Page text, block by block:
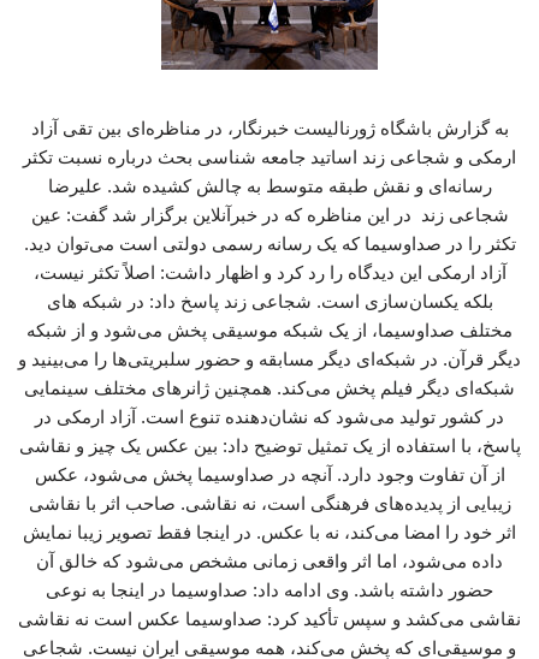
به گزارش باشگاه ژورنالیست خبرنگار، در مناظره‌ای بین تقی آزاد
ارمکی و شجاعی زند اساتید جامعه شناسی بحث درباره نسبت تکثر
رسانه‌ای و نقش طبقه متوسط به چالش کشیده شد. علیرضا
شجاعی زند در این مناظره که در خبرآنلاین برگزار شد گفت: عین
تکثر را در صداوسیما که یک رسانه رسمی دولتی است می‌توان دید.
آزاد ارمکی این دیدگاه را رد کرد و اظهار داشت: اصلاً تکثر نیست،
بلکه یکسان‌سازی است. شجاعی زند پاسخ داد: در شبکه های
مختلف صداوسیما، از یک شبکه موسیقی پخش می‌شود و از شبکه
دیگر قرآن. در شبکه‌ای دیگر مسابقه و حضور سلبریتی‌ها را می‌بینید و
شبکه‌ای دیگر فیلم پخش می‌کند. همچنین ژانرهای مختلف سینمایی
در کشور تولید می‌شود که نشان‌دهنده تنوع است. آزاد ارمکی در
پاسخ، با استفاده از یک تمثیل توضیح داد: بین عکس یک چیز و نقاشی
از آن تفاوت وجود دارد. آنچه در صداوسیما پخش می‌شود، عکس
زیبایی از پدیده‌های فرهنگی است، نه نقاشی. صاحب اثر با نقاشی
اثر خود را امضا می‌کند، نه با عکس. در اینجا فقط تصویر زیبا نمایش
داده می‌شود، اما اثر واقعی زمانی مشخص می‌شود که خالق آن
حضور داشته باشد. وی ادامه داد: صداوسیما در اینجا به نوعی
نقاشی می‌کشد و سپس تأکید کرد: صداوسیما عکس است نه نقاشی
و موسیقی‌ای که پخش می‌کند، همه موسیقی ایران نیست. شجاعی